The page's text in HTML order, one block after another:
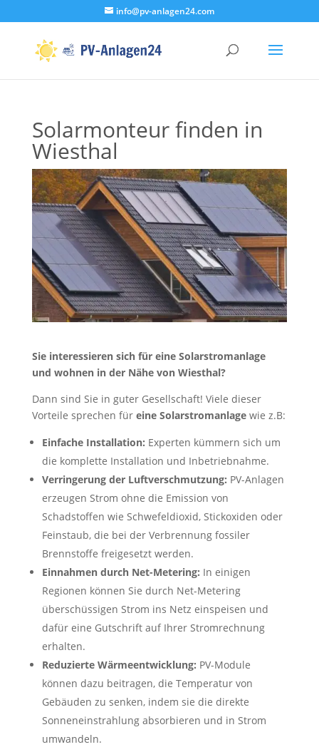
info@pv-anlagen24.com
Solarmonteur finden in
Wiesthal
Sie interessieren sich für eine Solarstromanlage
und wohnen in der Nähe von Wiesthal?
Dann sind Sie in guter Gesellschaft! Viele dieser
Vorteile sprechen für eine Solarstromanlage wie z.B:
Einfache Installation: Experten kümmern sich um
die komplette Installation und Inbetriebnahme.
Verringerung der Luftverschmutzung: PV-Anlagen
erzeugen Strom ohne die Emission von
Schadstoffen wie Schwefeldioxid, Stickoxiden oder
Feinstaub, die bei der Verbrennung fossiler
Brennstoffe freigesetzt werden.
Einnahmen durch Net-Metering: In einigen
Regionen können Sie durch Net-Metering
überschüssigen Strom ins Netz einspeisen und
dafür eine Gutschrift auf Ihrer Stromrechnung
erhalten.
Reduzierte Wärmeentwicklung: PV-Module
können dazu beitragen, die Temperatur von
Gebäuden zu senken, indem sie die direkte
Sonneneinstrahlung absorbieren und in Strom
umwandeln.